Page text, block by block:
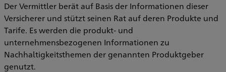
Der Vermittler berät auf Basis der Informationen dieser
Versicherer und stützt seinen Rat auf deren Produkte und
Tarife. Es werden die produkt- und
unternehmensbezogenen Informationen zu
Nachhaltigkeitsthemen der genannten Produktgeber
genutzt.